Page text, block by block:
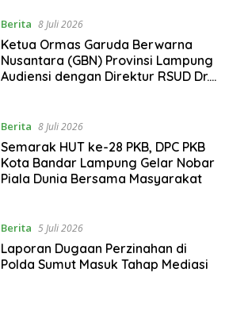
Pemalsuan Sporadik Tanah
Berita 8 Juli 2026
Ketua Ormas Garuda Berwarna
Nusantara (GBN) Provinsi Lampung
Audiensi dengan Direktur RSUD Dr.
Berita 8 Juli 2026
Semarak HUT ke-28 PKB, DPC PKB
Kota Bandar Lampung Gelar Nobar
Piala Dunia Bersama Masyarakat
Berita 5 Juli 2026
Laporan Dugaan Perzinahan di
Polda Sumut Masuk Tahap Mediasi